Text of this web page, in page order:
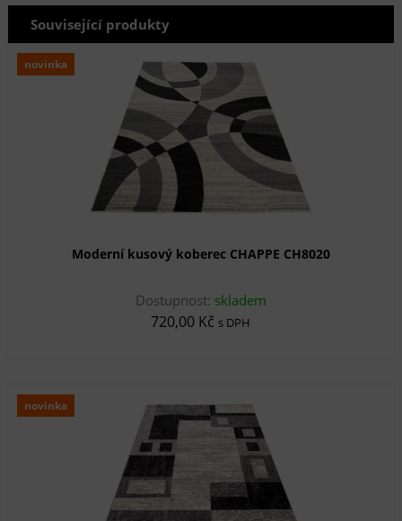
Související produkty
novinka
Moderní kusový koberec CHAPPE CH8020
Dostupnost: skladem
720,00 Kč s DPH
novinka